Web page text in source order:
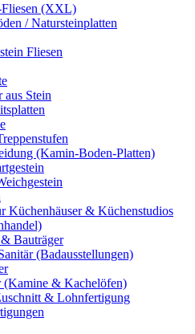
(XXL)
/ Natursteinplatten
Fliesen
aus Stein
(Kamin-Boden-Platten)
Küchenhäuser & Küchenstudios
Bauträger
(Badausstellungen)
(Kamine & Kachelöfen)
& Lohnfertigung